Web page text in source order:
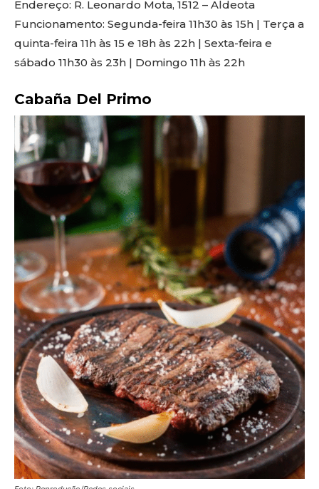
Endereço: R. Leonardo Mota, 1512 – Aldeota
Funcionamento: Segunda-feira 11h30 às 15h | Terça a
quinta-feira 11h às 15 e 18h às 22h | Sexta-feira e
sábado 11h30 às 23h | Domingo 11h às 22h
Cabaña Del Primo